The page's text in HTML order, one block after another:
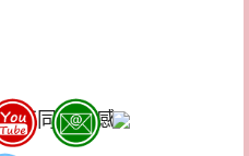
不同的口感。